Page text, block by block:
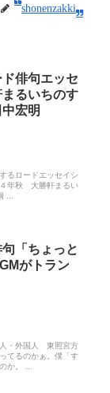
shonenzakki
俳句エッセ
るいちのす
宏明
るロードエッセイシ
４年秋 大勝軒まるい
...
「ちょっと
がトラン
人・外国人 東照宮方
てるのかぁ。僕「す
か。 ...